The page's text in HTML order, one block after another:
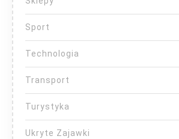
Sport
Technologia
Transport
Turystyka
Ukryte Zajawki